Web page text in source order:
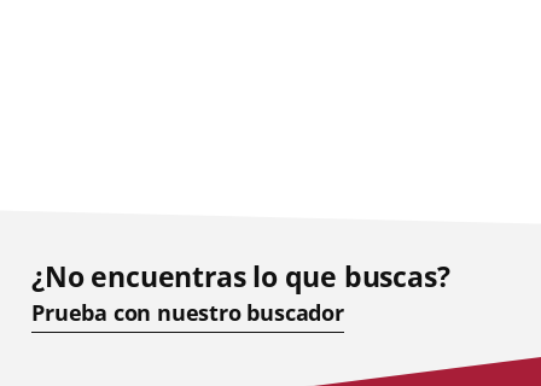
¿No encuentras lo que buscas?
Prueba con nuestro buscador